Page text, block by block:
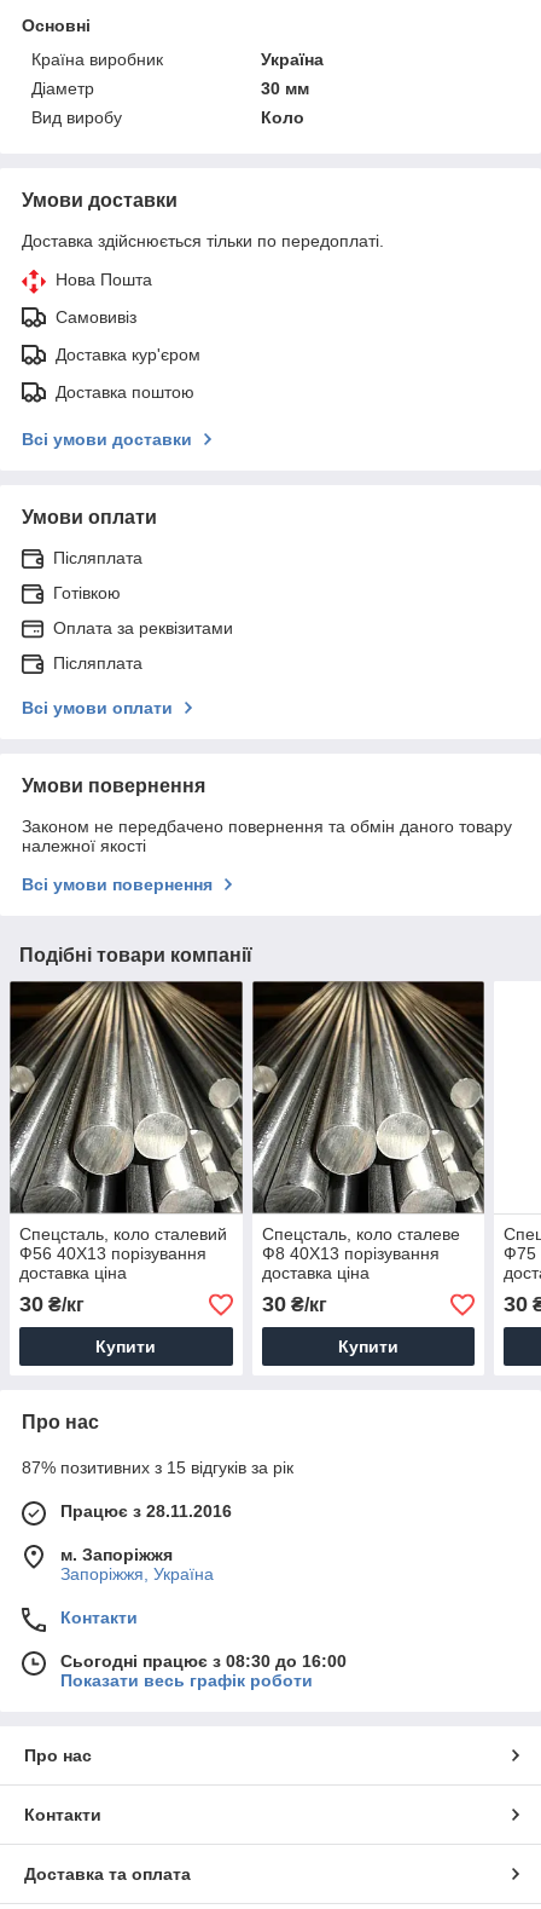
Основні
Країна виробник
Україна
Діаметр
30 мм
Вид виробу
Коло
Умови доставки
Доставка здійснюється тільки по передоплаті.
Нова Пошта
Самовивіз
Доставка кур'єром
Доставка поштою
Всі умови доставки
Умови оплати
Післяплата
Готівкою
Оплата за реквізитами
Післяплата
Всі умови оплати
Умови повернення
Законом не передбачено повернення та обмін даного товару
належної якості
Всі умови повернення
Подібні товари компанії
Спецсталь, коло сталевий
Ф56 40Х13 порізування
доставка ціна
30 ₴/кг
Купити
Спецсталь, коло сталеве
Ф8 40Х13 порізування
доставка ціна
30₴/кг
Купити
Ф75
30
Про нас
87% позитивних з 15 відгуків за рік
Працює з 28.11.2016
м. Запоріжжя
Запоріжжя, Україна
Контакти
Сьогодні працює з 08:30 до 16:00
Показати весь графік роботи
Про нас
Контакти
Доставка та оплата